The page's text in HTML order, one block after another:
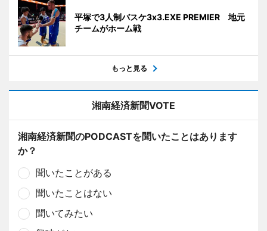
平塚で3人制バスケ3x3.EXE PREMIER 地元
チームがホーム戦
もっと見る
湘南経済新聞VOTE
湘南経済新聞のPODCASTを聞いたことはあります
か？
聞いたことがある
聞いたことはない
聞いてみたい